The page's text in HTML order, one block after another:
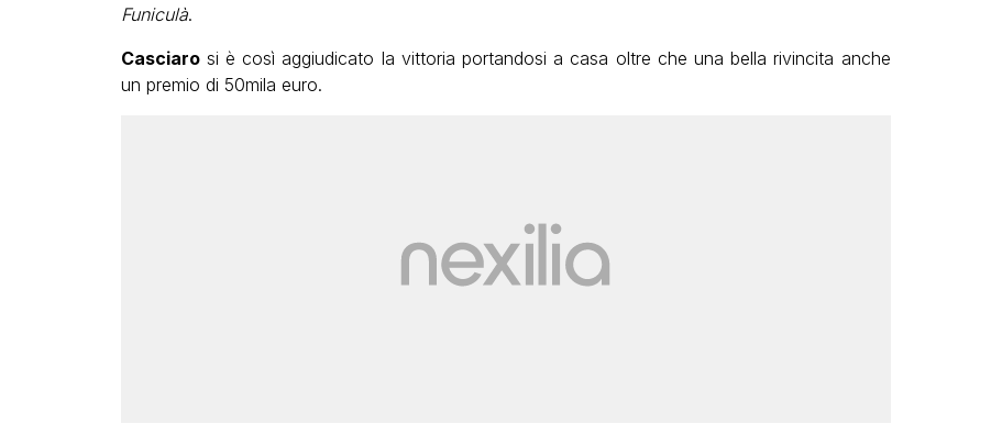
Funiculà.
Casciarosi è così aggiudicato la vittoria portandosi a casa oltre che una bella rivincita anche
un premio di 50mila euro.